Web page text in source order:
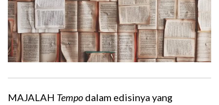
MAJALAH Tempo dalam edisinya yang